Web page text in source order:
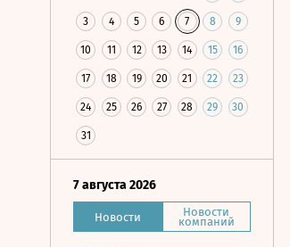
3 4 5 6 7 8 9
10 11 12 13 14 15 16
17 18 19 20 21 22 23
24 25 26 27 28 29 30
31
7 августа 2026
Новости Новости
компаний